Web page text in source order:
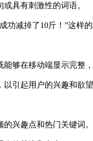
具有刺激性的词语。
减掉了10斤！”这样
够在移动端显示完整
引起用户的兴趣和欲
兴趣点和热门关键词。